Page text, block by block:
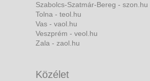
Szabolcs-Szatmár-Bereg - szon.hu
Tolna - teol.hu
Vas - vaol.hu
Veszprém - veol.hu
Zala - zaol.hu
Közélet